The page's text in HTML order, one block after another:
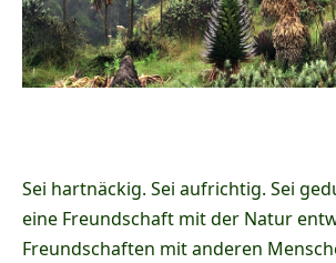
Sei hartnäckig. Sei aufrichtig. Sei
eine Freundschaft mit der Natur
Freundschaften mit anderen